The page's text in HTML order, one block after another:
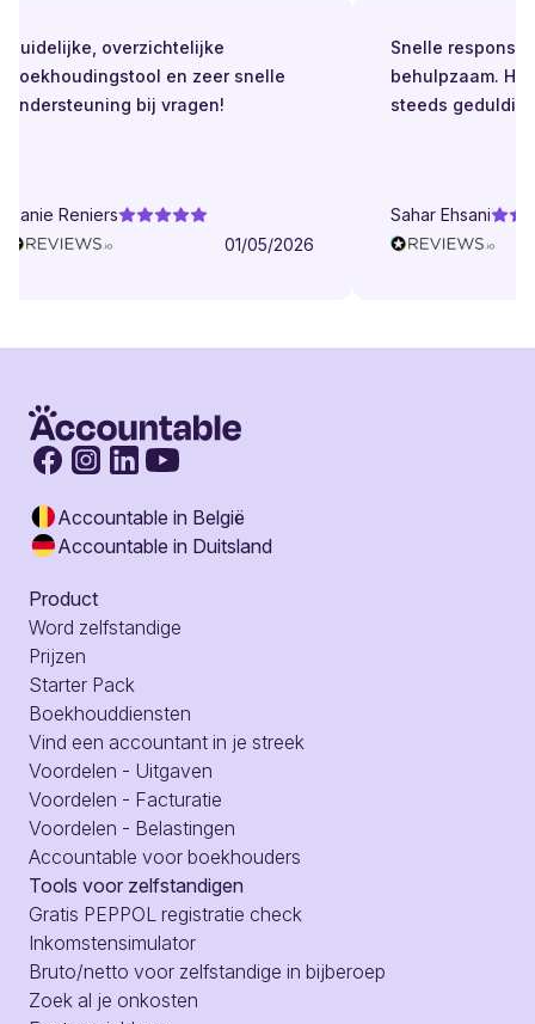
overzichtelijke
en zeer snelle
bij vragen!
Reniers
01/05/2026
Snelle respons.
behulpzaam.
steeds geduldig.
Sahar Ehsani
Accountable in België
Accountable in Duitsland
Product
Word zelfstandige
Prijzen
Starter Pack
Boekhouddiensten
Vind een accountant in je streek
Voordelen - Uitgaven
Voordelen - Facturatie
Voordelen - Belastingen
Accountable voor boekhouders
Tools voor zelfstandigen
Gratis PEPPOL registratie check
Inkomstensimulator
Bruto/netto voor zelfstandige in bijberoep
Zoek al je onkosten